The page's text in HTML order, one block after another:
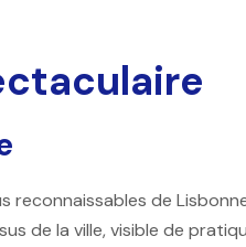
reconnaissables de
de la ville, visible de